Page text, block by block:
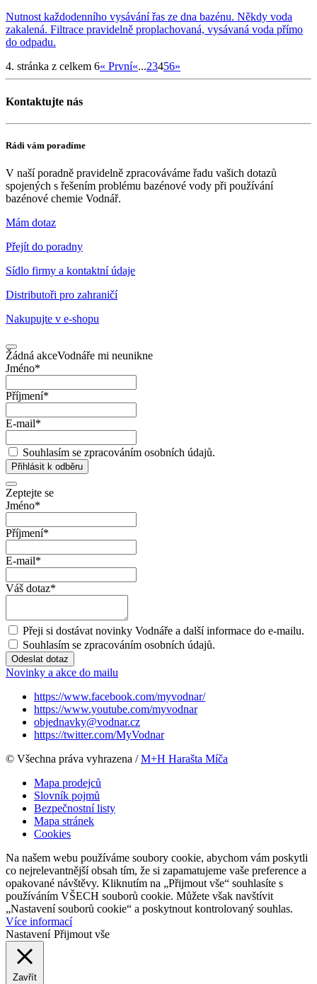
Nutnost každodenního vysávání řas ze dna bazénu. Někdy voda
zakalená. Filtrace pravidelně proplachovaná, vysávaná voda přímo
do odpadu.
4. stránka z celkem 6« První«...23456»
Kontaktujte nás
Rádi vám poradíme
V naší poradně pravidelně zpracováváme řadu vašich dotazů
spojených s řešením problému bazénové vody při používání
bazénové chemie Vodnář.
Mám dotaz
Přejít do poradny
Sídlo firmy a kontaktní údaje
Distributoři pro zahraničí
Nakupujte v e-shopu
Žádná akceVodnáře mi neunikne
Jméno*
Příjmení*
E-mail*
Souhlasím se zpracováním osobních údajů.
Přihlásit k odběru
Zeptejte se
Jméno*
Příjmení*
E-mail*
Váš dotaz*
Přeji si dostávat novinky Vodnáře a další informace do e-mailu.
Souhlasím se zpracováním osobních údajů.
Odeslat dotaz
Novinky a akce do mailu
https://www.facebook.com/myvodnar/
https://www.youtube.com/myvodnar
objednavky@vodnar.cz
https://twitter.com/MyVodnar
© Všechna práva vyhrazena /M+H Harašta Míča
Mapa prodejců
Slovník pojmů
Bezpečnostní listy
Mapa stránek
Cookies
Na našem webu používáme soubory cookie, abychom vám poskytli
co nejrelevantnější obsah tím, že si zapamatujeme vaše preference a
opakované návštěvy. Kliknutím na „Přijmout vše“ souhlasíte s
používáním VŠECH souborů cookie. Můžete však navštívit
„Nastavení souborů cookie“ a poskytnout kontrolovaný souhlas.
Více informací
Nastavení Přijmout vše
Zavřít